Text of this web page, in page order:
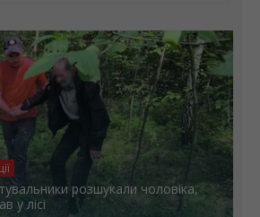
розшукали чоловіка,
у лісі